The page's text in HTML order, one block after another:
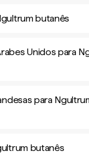
butanês
Unidos para
para
butanês